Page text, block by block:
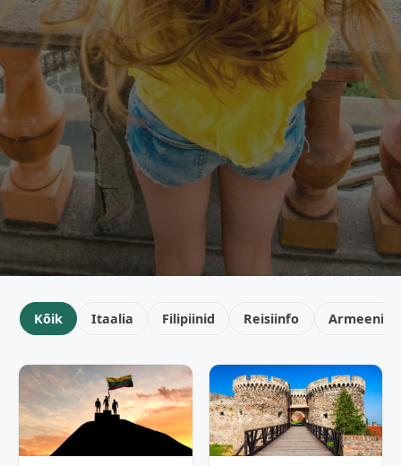
Kõik Itaalia Filipiinid Reisiinfo Armeenia